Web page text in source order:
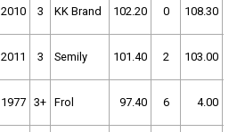
2010 3 KK Brand 102.20 0 108.30
2011 3 Semily 101.40 2 103.00
1977 3+ Frol 97.40 6 4.00